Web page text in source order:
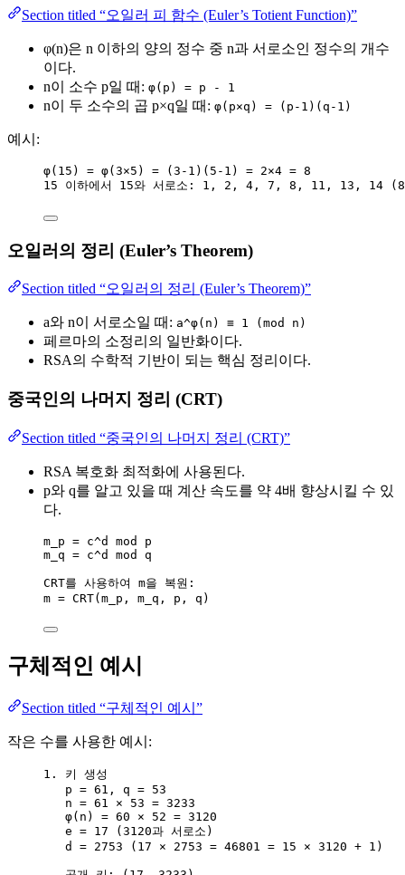
Section titled “오일러 피 함수 (Euler’s Totient Function)”
φ(n)은 n 이하의 양의 정수 중 n과 서로소인 정수의 개수
이다.
n이 소수 p일 때: φ(p) = p - 1
n이 두 소수의 곱 p×q일 때: φ(p×q) = (p-1)(q-1)
예시:
φ(15) = φ(3×5) = (3-1)(5-1) = 2×4 = 8
15 이하에서 15와 서로소: 1, 2, 4, 7, 8, 11, 13, 14
오일러의 정리 (Euler’s Theorem)
Section titled “오일러의 정리 (Euler’s Theorem)”
a와 n이 서로소일 때: a^φ(n) ≡ 1 (mod n)
페르마의 소정리의 일반화이다.
RSA의 수학적 기반이 되는 핵심 정리이다.
중국인의 나머지 정리 (CRT)
Section titled “중국인의 나머지 정리 (CRT)”
RSA 복호화 최적화에 사용된다.
p와 q를 알고 있을 때 계산 속도를 약 4배 향상시킬 수 있
다.
m_p = c^d mod p
m_q = c^d mod q
CRT를 사용하여 m을 복원:
m = CRT(m_p, m_q, p, q)
구체적인 예시
Section titled “구체적인 예시”
작은 수를 사용한 예시:
1. 키 생성
p = 61, q = 53
n = 61 × 53 = 3233
φ(n) = 60 × 52 = 3120
e = 17 (3120과 서로소)
d = 2753 (17 × 2753 = 46801 = 15 × 3120 + 1)